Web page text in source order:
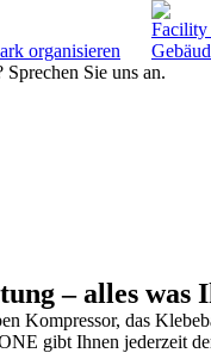
organisieren
Facility
Sie uns an.
– alles
Kompressor, das
gibt Ihnen jederzeit